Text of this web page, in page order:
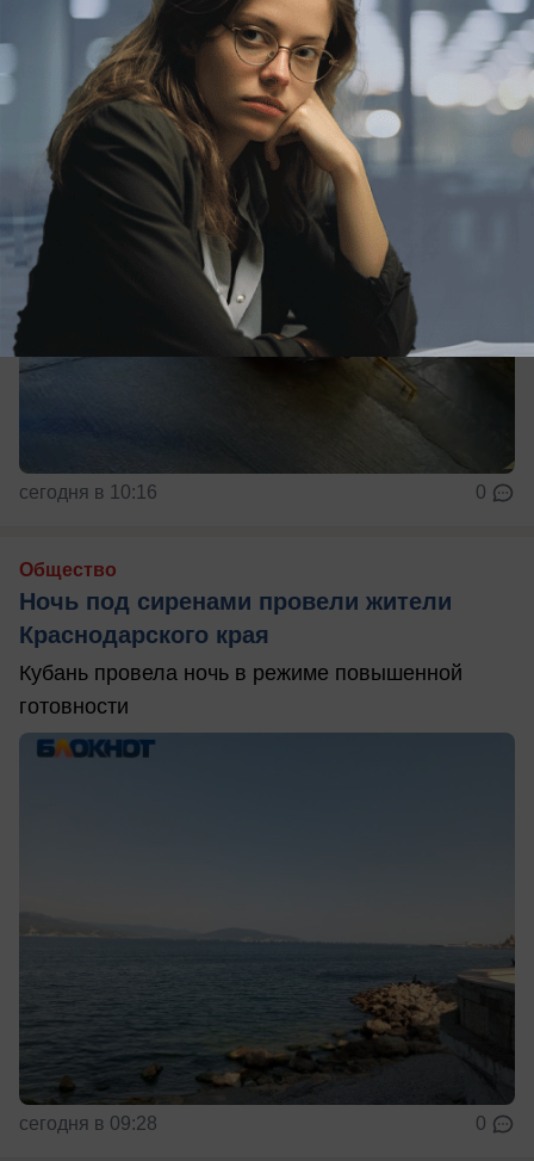
Приезжий в Сочи разбил две машины на 420
тысяч рублей
сегодня в 10:16 0
Общество
Ночь под сиренами провели жители
Краснодарского края
Кубань провела ночь в режиме повышенной
готовности
сегодня в 09:28 0